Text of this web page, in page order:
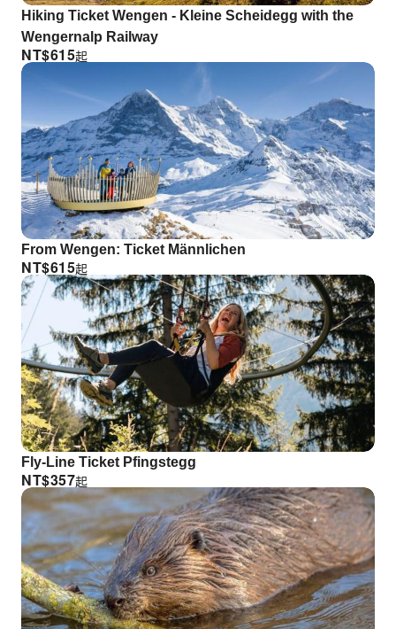
Hiking Ticket Wengen - Kleine Scheidegg with the
Wengernalp Railway
NT$615起
From Wengen: Ticket Männlichen
NT$615起
Fly-Line Ticket Pfingstegg
NT$357起